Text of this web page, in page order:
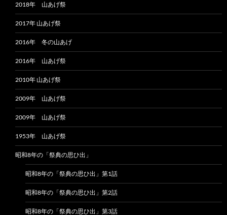
2018年 山あげ祭
2017年 山あげ祭
2016年 冬の山あげ
2016年 山あげ祭
2010年 山あげ祭
2009年 山あげ祭
2009年 山あげ祭
1953年 山あげ祭
昭和8年の「祭典の思ひ出」
昭和8年の「祭典の思ひ出」第1話
昭和8年の「祭典の思ひ出」第2話
昭和8年の「祭典の思ひ出」第3話